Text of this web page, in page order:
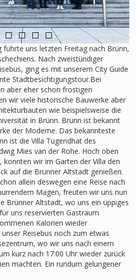
uns letzten Freitag nach Brünn,
Nach zweistündiger
ging es mit unserem City Guide
Stadtbesichtigungstour.Bei
aber eher schon frostigen
wir viele historische Bauwerke aber
wie beispielsweise die
in Brünn. Brünn ist bekannt
der Moderne. Das bekannteste
ist die Villa Tugendhat des
Mies van der Rohe. Hoch oben
konnten wir im Garten der Villa den
auf die Brünner Altstadt genießen.
allein deswegen eine Reise nach
Magen, freuten wir uns nun
Brünner Altstadt, wo uns ein üppiges
uns reservierten Gastraum
Kalorien wieder
Reisebus noch zum etwas
wo wir uns nach einem
kurz nach 17:00 Uhr wieder zurück
machten. Ein rundum gelungener